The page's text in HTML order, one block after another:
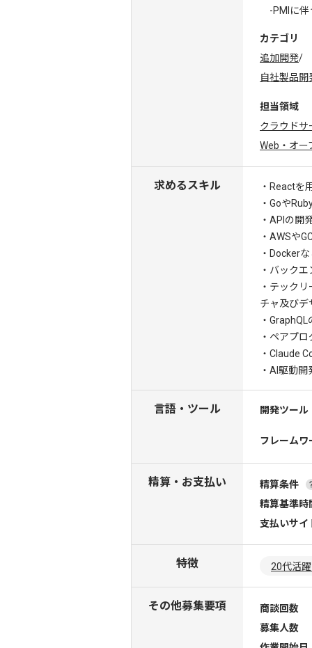
-PMIに伴
カテゴリ
追加開発/
自社製品開
担当領域
クラウドサ
Web・オー
求めるスキル
・Reactを
・Goや
・APIの開
・AWSや
・Docker
・バック
・テック
チャ及びデ
・
・ペアプ
・Claude
・AI駆動
言語・ツール 開発ツール
フレームワ
精算・お支払い 精算条件
精算基準時
支払いサイ
特徴 20代活
その他募集要項 商談回数
募集人数